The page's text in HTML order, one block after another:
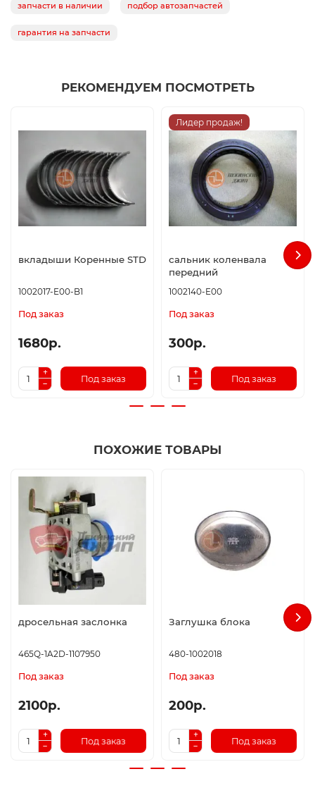
запчасти в наличии подбор автозапчастей
гарантия на запчасти
РЕКОМЕНДУЕМ ПОСМОТРЕТЬ
вкладыши Коренные STD
1002017-E00-B1
Под заказ
1680р.
Под заказ
Лидер продаж!
сальник коленвала
передний
1002140-E00
Под заказ
300р.
Под заказ
ПОХОЖИЕ ТОВАРЫ
дросельная заслонка
465Q-1A2D-1107950
Под заказ
2100р.
Под заказ
Заглушка блока
480-1002018
Под заказ
200р.
Под заказ